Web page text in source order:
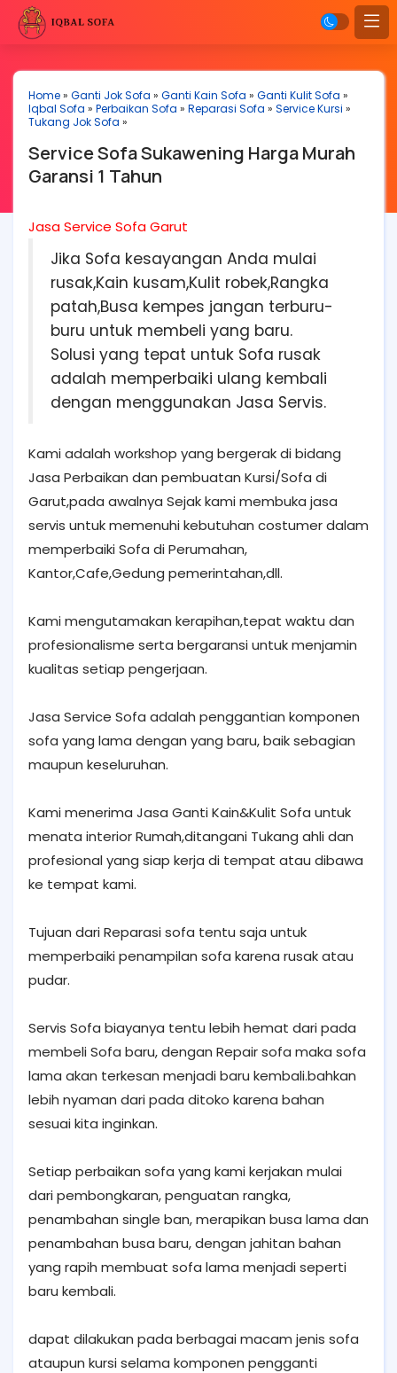
Home» Ganti Jok Sofa » Ganti Kain Sofa » Ganti Kulit Sofa »
Iqbal Sofa » Perbaikan Sofa » Reparasi Sofa » Service Kursi »
Tukang Jok Sofa »
Service Sofa Sukawening Harga Murah
Garansi 1 Tahun
Jasa Service Sofa Garut
Jika Sofa kesayangan Anda mulai
rusak,Kain kusam,Kulit robek,Rangka
patah,Busa kempes jangan terburu-
buru untuk membeli yang baru.
Solusi yang tepat untuk Sofa rusak
adalah memperbaiki ulang kembali
dengan menggunakan Jasa Servis.
Kami adalah workshop yang bergerak di bidang
Jasa Perbaikan dan pembuatan Kursi/Sofa di
Garut,pada awalnya Sejak kami membuka jasa
servis untuk memenuhi kebutuhan costumer dalam
memperbaiki Sofa di Perumahan,
Kantor,Cafe,Gedung pemerintahan,dll.
Kami mengutamakan kerapihan,tepat waktu dan
profesionalisme serta bergaransi untuk menjamin
kualitas setiap pengerjaan.
Jasa Service Sofa adalah penggantian komponen
sofa yang lama dengan yang baru, baik sebagian
maupun keseluruhan.
Kami menerima Jasa Ganti Kain&Kulit Sofa untuk
menata interior Rumah,ditangani Tukang ahli dan
profesional yang siap kerja di tempat atau dibawa
ke tempat kami.
Tujuan dari Reparasi sofa tentu saja untuk
memperbaiki penampilan sofa karena rusak atau
pudar.
Servis Sofa biayanya tentu lebih hemat dari pada
membeli Sofa baru, dengan Repair sofa maka sofa
lama akan terkesan menjadi baru kembali.bahkan
lebih nyaman dari pada ditoko karena bahan
sesuai kita inginkan.
Setiap perbaikan sofa yang kami kerjakan mulai
dari pembongkaran, penguatan rangka,
penambahan single ban, merapikan busa lama dan
penambahan busa baru, dengan jahitan bahan
yang rapih membuat sofa lama menjadi seperti
baru kembali.
dapat dilakukan pada berbagai macam jenis sofa
ataupun kursi selama komponen pengganti